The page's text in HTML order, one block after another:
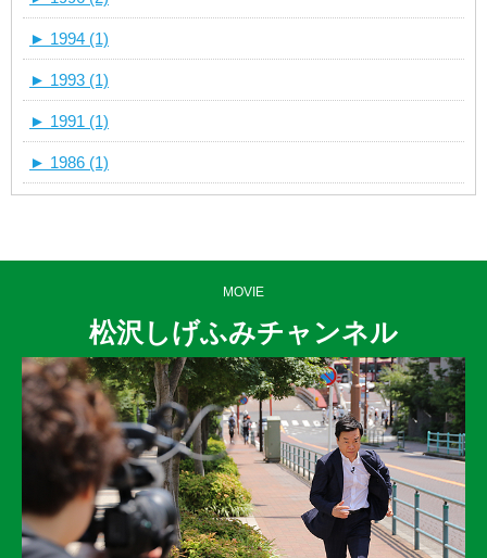
► 1994 (1)
► 1993 (1)
► 1991 (1)
► 1986 (1)
MOVIE
松沢しげふみチャンネル